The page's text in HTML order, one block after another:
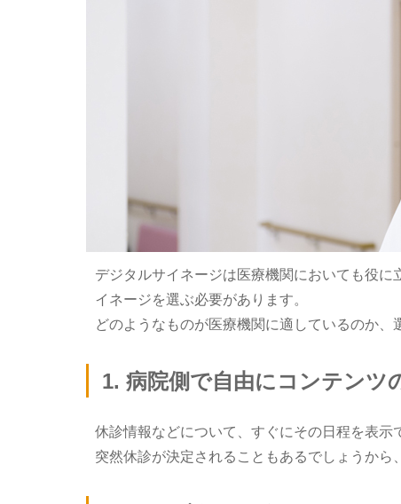
デジタルサイネージは医療機関においても役
イネージを選ぶ必要があります。
どのようなものが医療機関に適しているのか、
1. 病院側で自由にコンテンツ
休診情報などについて、すぐにその日程を表示
突然休診が決定されることもあるでしょうから